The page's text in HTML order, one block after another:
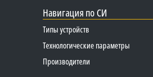
Навигация по СИ
Типы устройств
Технологические параметры
Производители